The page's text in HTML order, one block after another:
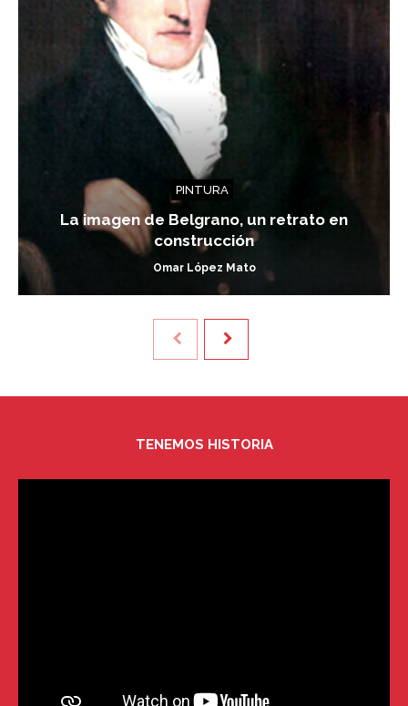
PINTURA
La imagen de Belgrano, un retrato en
construcción
Omar López Mato
TENEMOS HISTORIA